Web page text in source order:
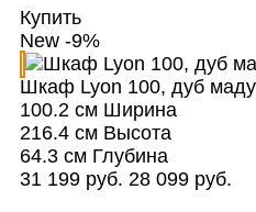
Купить
New -9%
Шкаф Lyon 100, дуб
100.2 смШирина
216.4 смВысота
64.3 смГлубина
31 199 руб. 28 099 руб.